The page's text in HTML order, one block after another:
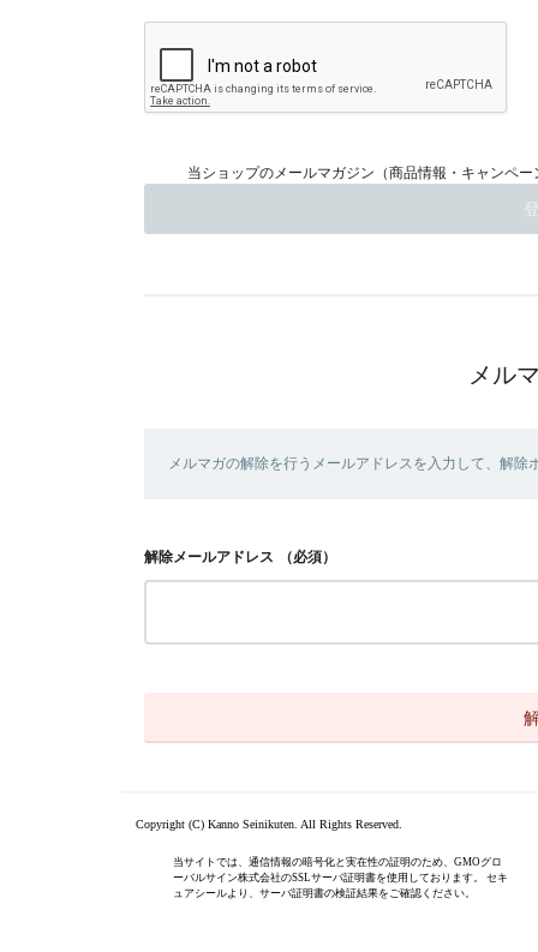
当ショップのメールマガジン（商品情報・キャンペ
メル
メルマガの解除を行うメールアドレスを入力して、解除
解除メールアドレス （必須）
Copyright (C) Kanno Seinikuten. All Rights Reserved.
当サイトでは、通信情報の暗号化と実在性の証明のため、GMOグロ
ーバルサイン株式会社のSSLサーバ証明書を使用しております。 セキ
ュアシールより、サーバ証明書の検証結果をご確認ください。